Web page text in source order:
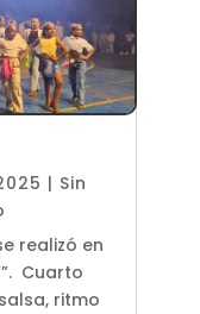
| Sin
realizó en
Cuarto
ritmo